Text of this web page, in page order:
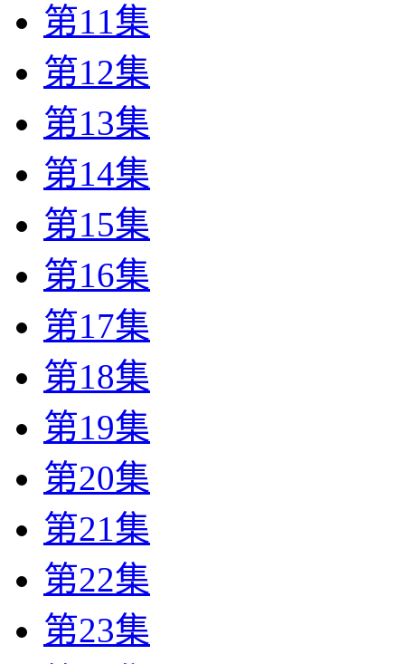
第11集
第12集
第13集
第14集
第15集
第16集
第17集
第18集
第19集
第20集
第21集
第22集
第23集